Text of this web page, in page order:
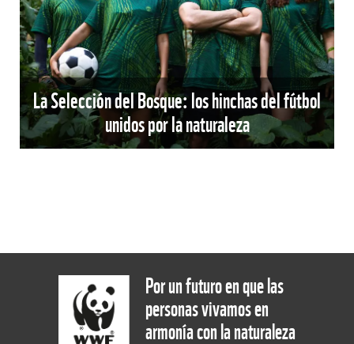
La Selección del Bosque: los hinchas del fútbol
unidos por la naturaleza
Por un futuro en que las
personas vivamos en
armonía con la naturaleza